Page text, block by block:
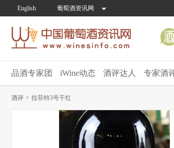
English 葡萄酒资讯网
品酒专家团 iWine动态 酒评达人 专家酒
酒评 > 拉菲特3号干红